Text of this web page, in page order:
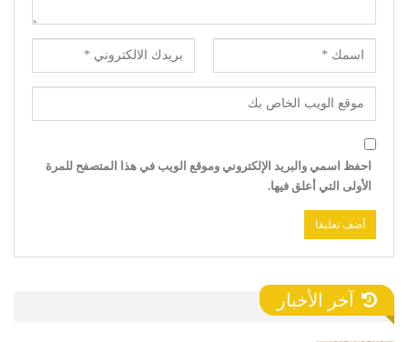
احفظ اسمي والبريد الإلكتروني وموقع الويب في هذا المتصفح للمرة
الأولى التي أعلق فيها.
آخر الأخبار